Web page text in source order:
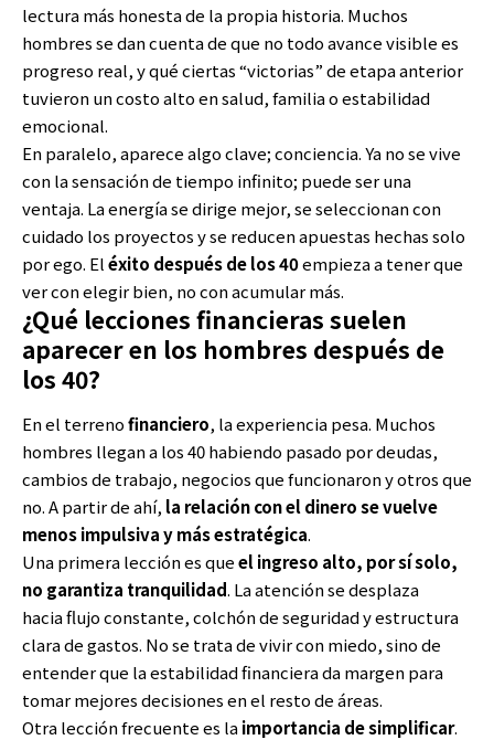
lectura más honesta de la propia historia. Muchos
hombres se dan cuenta de que no todo avance visible es
progreso real, y qué ciertas “victorias” de etapa anterior
tuvieron un costo alto en salud, familia o estabilidad
emocional.
En paralelo, aparece algo clave; conciencia. Ya no se vive
con la sensación de tiempo infinito; puede ser una
ventaja. La energía se dirige mejor, se seleccionan con
cuidado los proyectos y se reducen apuestas hechas solo
por ego. Eléxito después de los 40empieza a tener que
ver con elegir bien, no con acumular más.
¿Qué lecciones financieras suelen
aparecer en los hombres después de
los 40?
En el terrenofinanciero, la experiencia pesa. Muchos
hombres llegan a los 40 habiendo pasado por deudas,
cambios de trabajo, negocios que funcionaron y otros que
no. A partir de ahí, la relación con el dinero se vuelve
menos impulsiva y más estratégica.
Una primera lección es queel ingreso alto, por sí solo,
no garantiza tranquilidad. La atención se desplaza
hacia flujo constante, colchón de seguridad y estructura
clara de gastos. No se trata de vivir con miedo, sino de
entender que la estabilidad financiera da margen para
tomar mejores decisiones en el resto de áreas.
Otra lección frecuente es laimportancia de simplificar.